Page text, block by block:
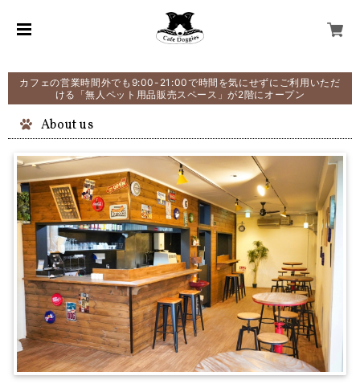
カフェの営業時間外でも9:00-21:00で時間を気にせずにご利用いただ
ける「無人ペット用品販売スペース」が2階にオープン
About us